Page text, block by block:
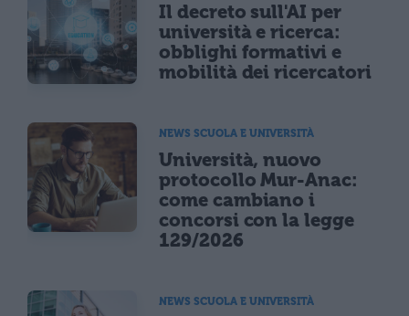
Il decreto sull'AI per
università e ricerca:
obblighi formativi e
mobilità dei ricercatori
NEWS SCUOLA E UNIVERSITÀ
Università, nuovo
protocollo Mur-Anac:
come cambiano i
concorsi con la legge
129/2026
NEWS SCUOLA E UNIVERSITÀ